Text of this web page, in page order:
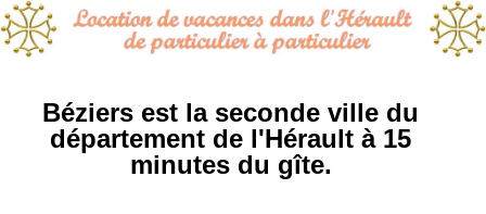
Béziers est la seconde ville du
département de l'Hérault à 15
minutes du gîte.